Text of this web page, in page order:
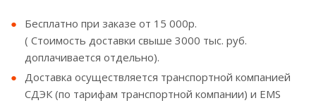
Бесплатно при заказе от 15 000р.
( Стоимость доставки свыше 3000 тыс. руб.
доплачивается отдельно).
Доставка осуществляется транспортной компанией
СДЭК (по тарифам транспортной компании) и EMS